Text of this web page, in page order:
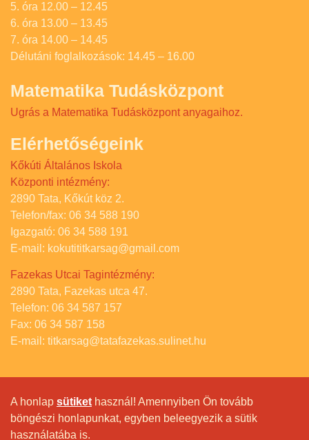
5. óra 12.00 – 12.45
6. óra 13.00 – 13.45
7. óra 14.00 – 14.45
Délutáni foglalkozások: 14.45 – 16.00
Matematika Tudásközpont
Ugrás a Matematika Tudásközpont anyagaihoz.
Elérhetőségeink
Kőkúti Általános Iskola
Központi intézmény:
2890 Tata, Kőkút köz 2.
Telefon/fax: 06 34 588 190
Igazgató: 06 34 588 191
E-mail: kokutititkarsag@gmail.com
Fazekas Utcai Tagintézmény:
2890 Tata, Fazekas utca 47.
Telefon: 06 34 587 157
Fax: 06 34 587 158
E-mail: titkarsag@tatafazekas.sulinet.hu
A honlap sütiket használ! Amennyiben Ön tovább
böngészi honlapunkat, egyben beleegyezik a sütik
használatába is.